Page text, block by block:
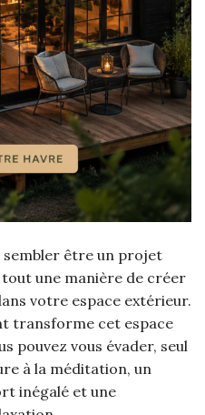
être un projet
tout une manière de créer
votre espace extérieur.
transforme cet espace
pouvez vous évader, seul
à la méditation, un
inégalé et une